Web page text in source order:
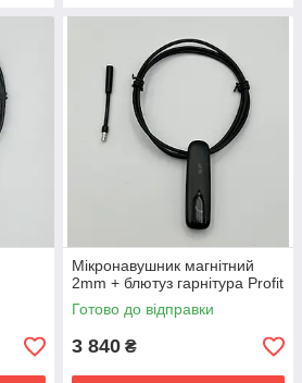
Мікронавушник магнітний
2mm + блютуз гарнітура Profit
Готово до відправки
3 840 ₴